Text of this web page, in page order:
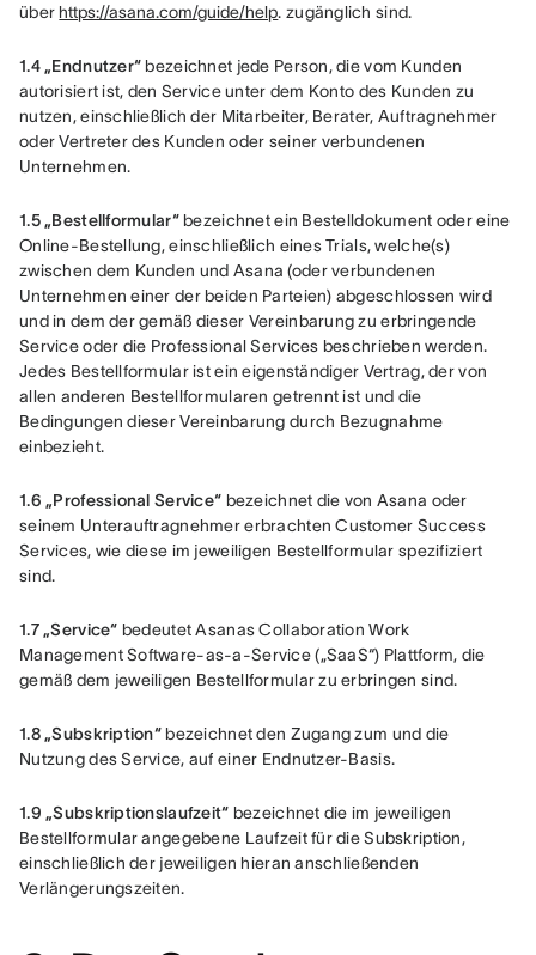
über https://asana.com/guide/help. zugänglich sind.
1.4 „Endnutzer“ bezeichnet jede Person, die vom Kunden
autorisiert ist, den Service unter dem Konto des Kunden zu
nutzen, einschließlich der Mitarbeiter, Berater, Auftragnehmer
oder Vertreter des Kunden oder seiner verbundenen
Unternehmen.
1.5 „Bestellformular“ bezeichnet ein Bestelldokument oder eine
Online-Bestellung, einschließlich eines Trials, welche(s)
zwischen dem Kunden und Asana (oder verbundenen
Unternehmen einer der beiden Parteien) abgeschlossen wird
und in dem der gemäß dieser Vereinbarung zu erbringende
Service oder die Professional Services beschrieben werden.
Jedes Bestellformular ist ein eigenständiger Vertrag, der von
allen anderen Bestellformularen getrennt ist und die
Bedingungen dieser Vereinbarung durch Bezugnahme
einbezieht.
1.6 „Professional Service“ bezeichnet die von Asana oder
seinem Unterauftragnehmer erbrachten Customer Success
Services, wie diese im jeweiligen Bestellformular spezifiziert
sind.
1.7 „Service“ bedeutet Asanas Collaboration Work
Management Software-as-a-Service („SaaS“) Plattform, die
gemäß dem jeweiligen Bestellformular zu erbringen sind.
1.8 „Subskription“ bezeichnet den Zugang zum und die
Nutzung des Service, auf einer Endnutzer-Basis.
1.9 „Subskriptionslaufzeit“ bezeichnet die im jeweiligen
Bestellformular angegebene Laufzeit für die Subskription,
einschließlich der jeweiligen hieran anschließenden
Verlängerungszeiten.